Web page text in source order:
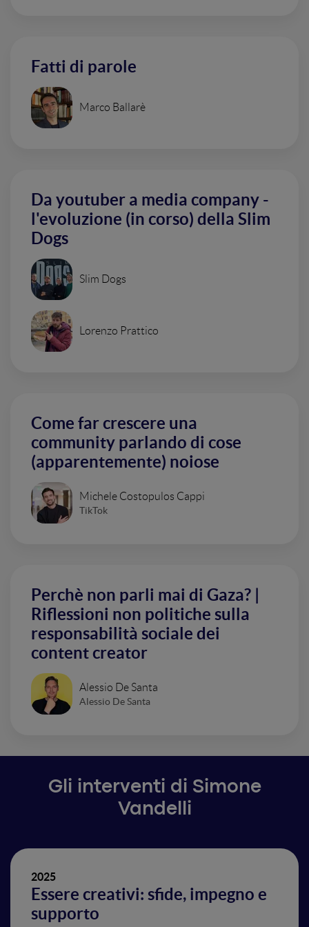
Fatti di parole
Marco Ballarè
Da youtuber a media company -
l'evoluzione (in corso) della Slim
Dogs
Slim Dogs
Lorenzo Prattico
Come far crescere una
community parlando di cose
(apparentemente) noiose
Michele Costopulos Cappi
TikTok
Perchè non parli mai di Gaza? |
Riflessioni non politiche sulla
responsabilità sociale dei
content creator
Alessio De Santa
Alessio De Santa
Gli interventi di Simone
Vandelli
2025
Essere creativi: sfide, impegno e
supporto